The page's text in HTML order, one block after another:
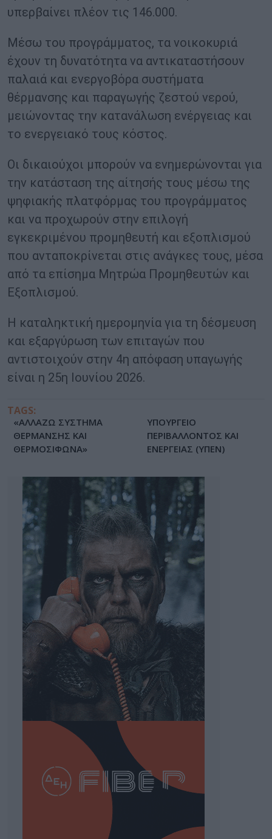
υπερβαίνει πλέον τις 146.000.
Μέσω του προγράμματος, τα νοικοκυριά
έχουν τη δυνατότητα να αντικαταστήσουν
παλαιά και ενεργοβόρα συστήματα
θέρμανσης και παραγωγής ζεστού νερού,
μειώνοντας την κατανάλωση ενέργειας και
το ενεργειακό τους κόστος.
Οι δικαιούχοι μπορούν να ενημερώνονται για
την κατάσταση της αίτησής τους μέσω της
ψηφιακής πλατφόρμας του προγράμματος
και να προχωρούν στην επιλογή
εγκεκριμένου προμηθευτή και εξοπλισμού
που ανταποκρίνεται στις ανάγκες τους, μέσα
από τα επίσημα Μητρώα Προμηθευτών και
Εξοπλισμού.
Η καταληκτική ημερομηνία για τη δέσμευση
και εξαργύρωση των επιταγών που
αντιστοιχούν στην 4η απόφαση υπαγωγής
είναι η 25η Ιουνίου 2026.
TAGS:
«ΑΛΛΑΖΩ ΣΥΣΤΗΜΑ
ΘΕΡΜΑΝΣΗΣ ΚΑΙ
ΘΕΡΜΟΣΙΦΩΝΑ»
ΥΠΟΥΡΓΕΙΟ
ΠΕΡΙΒΑΛΛΟΝΤΟΣ ΚΑΙ
ΕΝΕΡΓΕΙΑΣ (ΥΠΕΝ)